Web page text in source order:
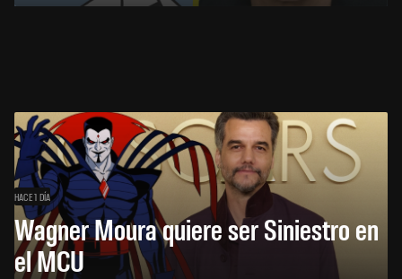
HACE 1 DÍA
Wagner Moura quiere ser Siniestro en
el MCU